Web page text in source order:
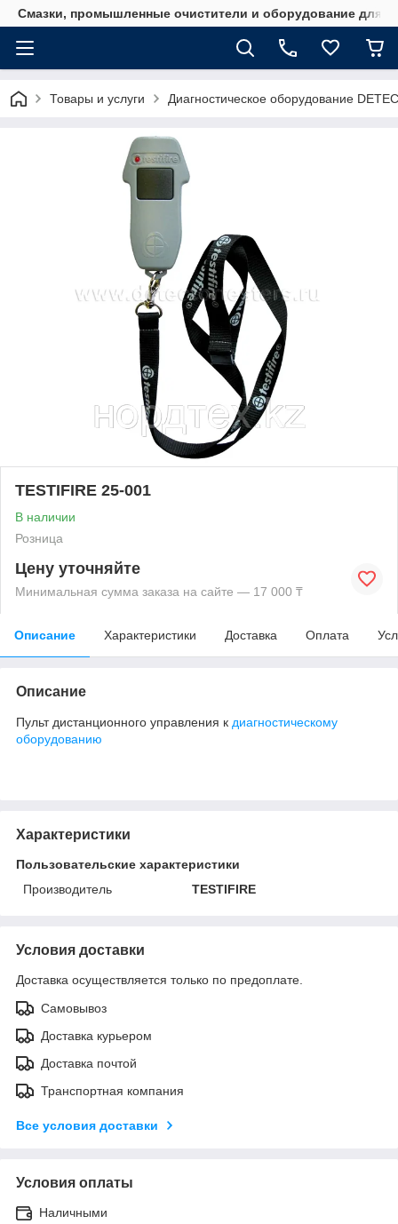
Смазки, промышленные очистители и оборудование для
Товары и услуги Диагностическое оборудование
TESTIFIRE 25-001
В наличии
Розница
Цену уточняйте
Минимальная сумма заказа на сайте — 17 000 ₸
Описание Характеристики Доставка Оплата
Описание
Пульт дистанционного управления к диагностическому
оборудованию
Характеристики
Пользовательские характеристики
Производитель
TESTIFIRE
Условия доставки
Доставка осуществляется только по предоплате.
Самовывоз
Доставка курьером
Доставка почтой
Транспортная компания
Все условия доставки
Условия оплаты
Наличными